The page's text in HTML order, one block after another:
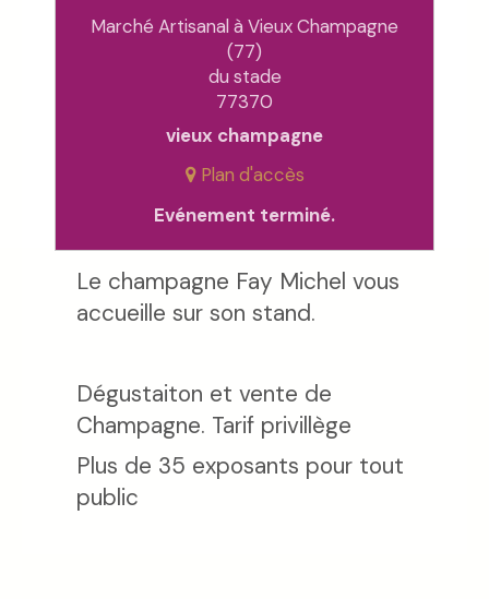
Marché Artisanal à Vieux Champagne
(77)
du stade
77370
vieux champagne
Plan d'accès
Evénement terminé.
Le champagne Fay Michel vous
accueille sur son stand.
Dégustaiton et vente de
Champagne. Tarif privillège
Plus de 35 exposants pour tout
public